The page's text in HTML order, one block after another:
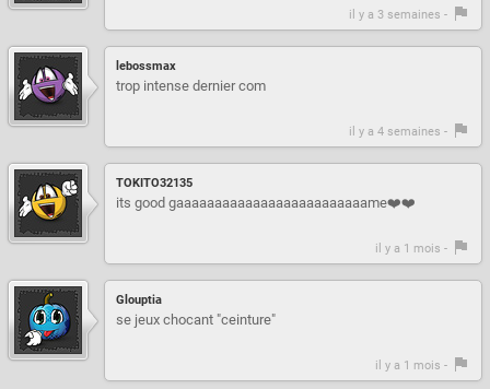
il y a 3 semaines -
lebossmax
trop intense dernier com
il y a 4 semaines -
TOKITO32135
its good gaaaaaaaaaaaaaaaaaaaaaaaaame❤️❤️
il y a 1 mois -
Glouptia
se jeux chocant "ceinture"
il y a 1 mois -